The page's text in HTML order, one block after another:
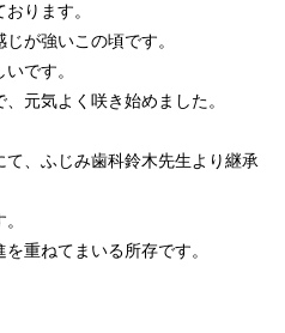
ります。
が強いこの頃です。
です。
元気よく咲き始めました。
、ふじみ歯科鈴木先生より継承
重ねてまいる所存です。